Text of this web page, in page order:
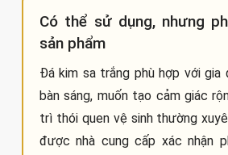
Có thể sử dụng, nhưng
sản phẩm
Đá kim sa trắng phù hợp với gia
bàn sáng, muốn tạo cảm giác
trì thói quen vệ sinh thường
được nhà cung cấp xác nhận